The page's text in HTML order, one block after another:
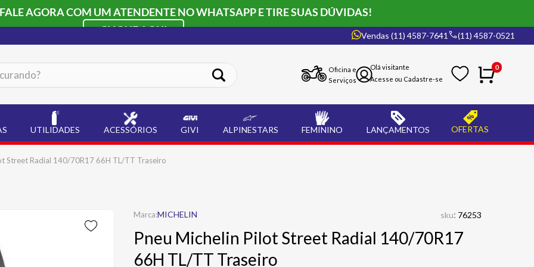
AGORA COM UM ATENDENTE NO WHATSAPP E TIRE SUAS DÚVIDAS!
CLIQUE AQUI
Vendas (11) 4587-7641 (11) 4587-0521
Oficina e
Serviços
0
UTILIDADES ACESSÓRIOS GIVI ALPINESTARS FEMININO LANÇAMENTOS OFERTAS
Street Radial 140/70R17 66H TL/TT Traseiro
MICHELIN sku: 76253
Pneu Michelin Pilot Street Radial 140/70R17
66H TL/TT Traseiro